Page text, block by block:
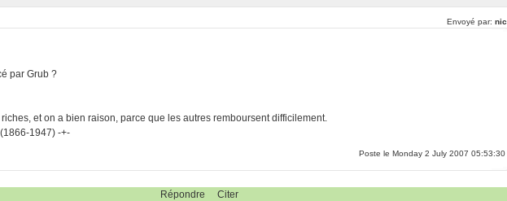
Envoyé par:
par Grub ?
riches, et on a bien raison, parce que les autres remboursent difficilement.
1947) -+-
Poste le Monday 2 July 2007 05:53:30
Répondre Citer